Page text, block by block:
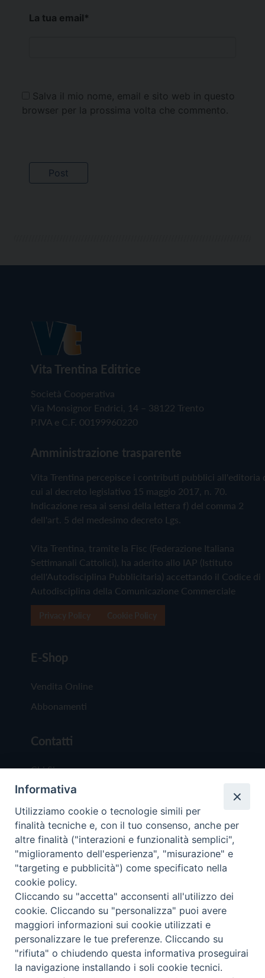
La tua email*
Salva il mio nome, email e sito web in questo
browser per la prossima volta che commento.
Vita Trentina Editrice
Società Cooperativa
Via Monsignor Endrici, 14 – 38122 Trento
P.IVA e C.F. 00199960220
Amministrazione trasparente
Vita Trentina percepisce i contributi pubblici all'editoria
cui al decreto legislativo 15 maggio 2017, n. 70.
Indicazione resa ai sensi della lettera f) del comma 2
dell'art. 5 del medesimo decreto Lgs.
Vita Trentina, tramite la Fisc (Federazione Italiana
Settimanali Cattolici), ha aderito allo IAP (Istituto
dell'Autodisciplina Pubblicitaria) accettando il Codice di
Autodisciplina della Comunicazione Commerciale
E-Shop
Vendita Online
Abbonamenti
Contatti
Chi Siamo
Redazione
Scrivici
Copyright © 2019 - Tutti i diritti riservati - Vita
Trentina Editrice
Privacy Policy
Torna
Informativa
Utilizziamo cookie o tecnologie simili per
finalità tecniche e, con il tuo consenso, anche per
altre finalità ("interazioni e funzionalità semplici",
"miglioramento dell'esperienza", "misurazione" e
"targeting e pubblicità") come specificato nella
cookie policy.
Cliccando su "accetta" acconsenti all'utilizzo dei
cookie. Cliccando su "personalizza" puoi avere
maggiori informazioni sui cookie utilizzati e
personalizzare le tue preferenze. Cliccando su
"rifiuta" o chiudendo questa informativa proseguirai
la navigazione installando i soli cookie tecnici.